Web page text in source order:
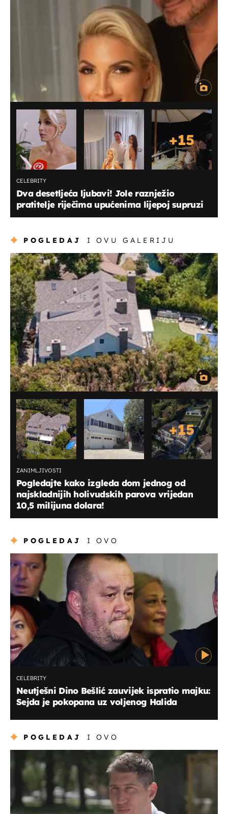
+15
CELEBRITY
Dva desetljeća ljubavi! Jole raznježio
pratitelje riječima upućenima lijepoj supruzi
POGLEDAJ I OVU GALERIJU
+15
ZANIMLJIVOSTI
Pogledajte kako izgleda dom jednog od
najskladnijih holivudskih parova vrijedan
10,5 milijuna dolara!
POGLEDAJ I OVO
CELEBRITY
Neutješni Dino Bešlić zauvijek ispratio majku:
Sejda je pokopana uz voljenog Halida
POGLEDAJ I OVO